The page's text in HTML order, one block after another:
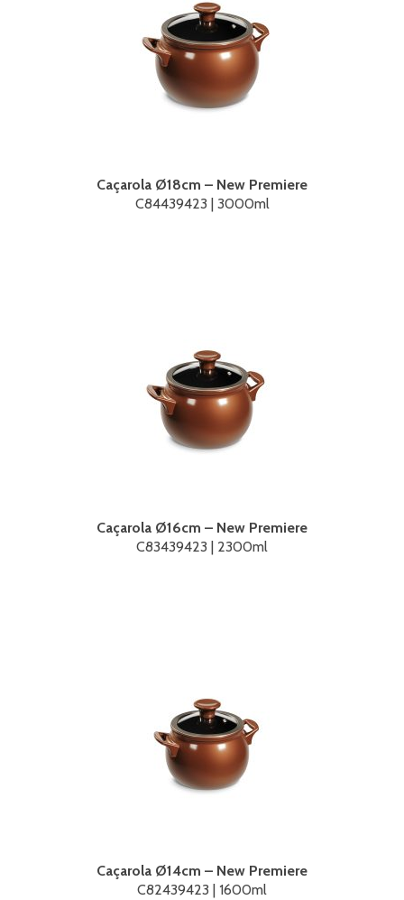
Caçarola Ø18cm – New Premiere
C84439423 | 3000ml
Caçarola Ø16cm – New Premiere
C83439423 | 2300ml
Caçarola Ø14cm – New Premiere
C82439423 | 1600ml